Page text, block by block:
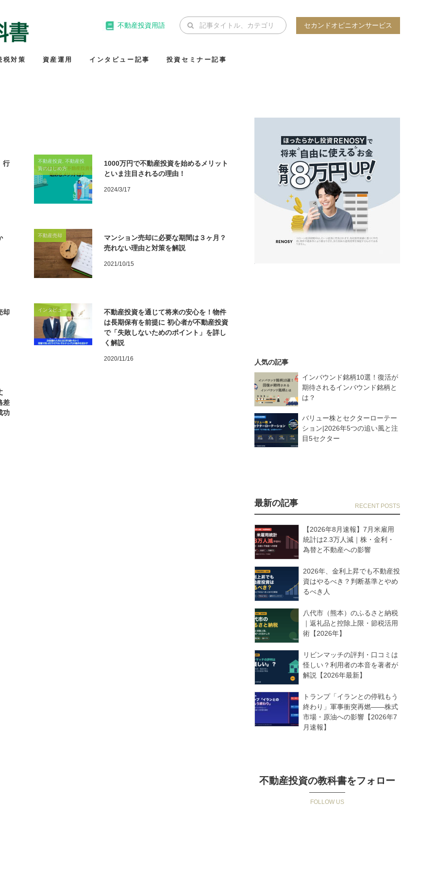
不動産投資用語 セカンドオピニオンサービス
税対策 資産運用 インタビュー記事 投資セミナー記事
行
不動産投資, 不動産投
資のはじめ方
1000万円で不動産投資を始めるメリット
といま注目されるの理由！
2024/3/17
不動産売却
マンション売却に必要な期間は３ヶ月？
売れない理由と対策を解説
2021/10/15
却
インタビュー
不動産投資を通じて将来の安心を！物件
は長期保有を前提に 初心者が不動産投資
で「失敗しないためのポイント」を詳し
く解説
2020/11/16
差
功
インバウンド銘柄10選！復活が
期待されるインバウンド銘柄と
は？
バリュー株とセクターローテー
ション|2026年5つの追い風と注
目5セクター
人気の記事
最新の記事
【2026年8月速報】7月米雇用
統計は2.3万人減｜株・金利・
為替と不動産への影響
2026年、金利上昇でも不動産投
資はやるべき？判断基準とやめ
るべき人
八代市（熊本）のふるさと納税
｜返礼品と控除上限・節税活用
術【2026年】
リビンマッチの評判・口コミは
怪しい？利用者の本音を著者が
解説【2026年最新】
トランプ「イランとの停戦もう
終わり」軍事衝突再燃——株式
市場・原油への影響【2026年7
月速報】
不動産投資の教科書をフォロー